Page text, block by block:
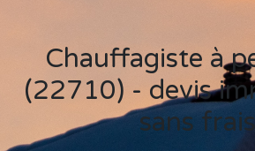
Chauffagiste à penvénan
(22710) - devis
sans frais